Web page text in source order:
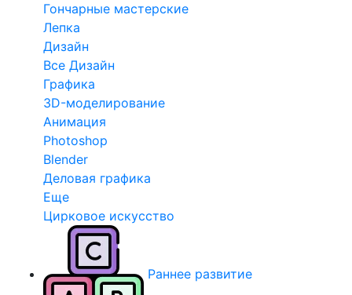
Гончарные мастерские
Лепка
Дизайн
Все Дизайн
Графика
3D-моделирование
Анимация
Photoshop
Blender
Деловая графика
Еще
Цирковое искусство
Раннее развитие